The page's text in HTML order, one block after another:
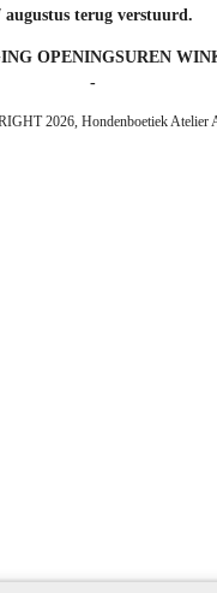
augustus terug verstuurd.
OPENINGSUREN
-
2026, Hondenboetiek Atelier